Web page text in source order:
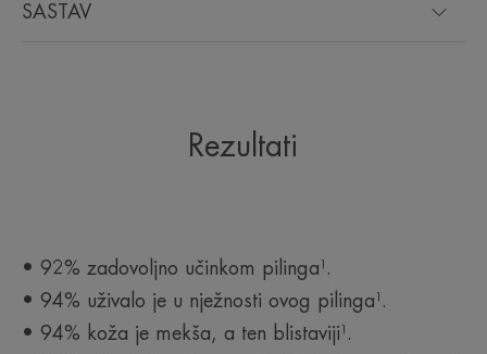
SASTAV
Rezultati
• 92% zadovoljno učinkom pilinga¹.
• 94% uživalo je u nježnosti ovog pilinga¹.
• 94% koža je mekša, a ten blistaviji¹.